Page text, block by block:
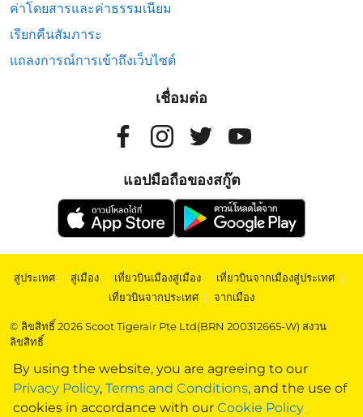
By using the website, you are agreeing to our
Privacy Policy, Terms and Conditions, and the use of
cookies in accordance with our Cookie Policy
ค่าโดยสารและค่าธรรมเนียม
เรียกคืนสัมภาระ
แถลงการณ์การเข้าถึงเว็บไซต์
เชื่อมต่อ
แอปมือถือของสกู๊ต
สู่ประเทศ | สู่เมือง | เที่ยวบินเมืองสู่เมือง | เที่ยวบินจากเมืองสู่ประเทศ |
เที่ยวบินจากประเทศ | จากเมือง
© ลิขสิทธิ์ 2026 Scoot Tigerair Pte Ltd(BRN 200312665-W) สงวน
ลิขสิทธิ์